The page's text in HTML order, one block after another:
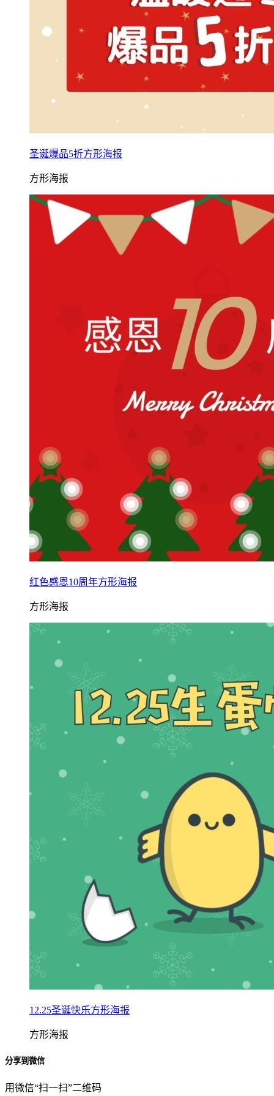
圣诞爆品5折方形海报
方形海报
红色感恩10周年方形海报
方形海报
12.25圣诞快乐方形海报
方形海报
分享到微信
用微信“扫一扫”二维码